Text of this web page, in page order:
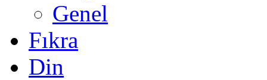
Genel
Fıkra
Din